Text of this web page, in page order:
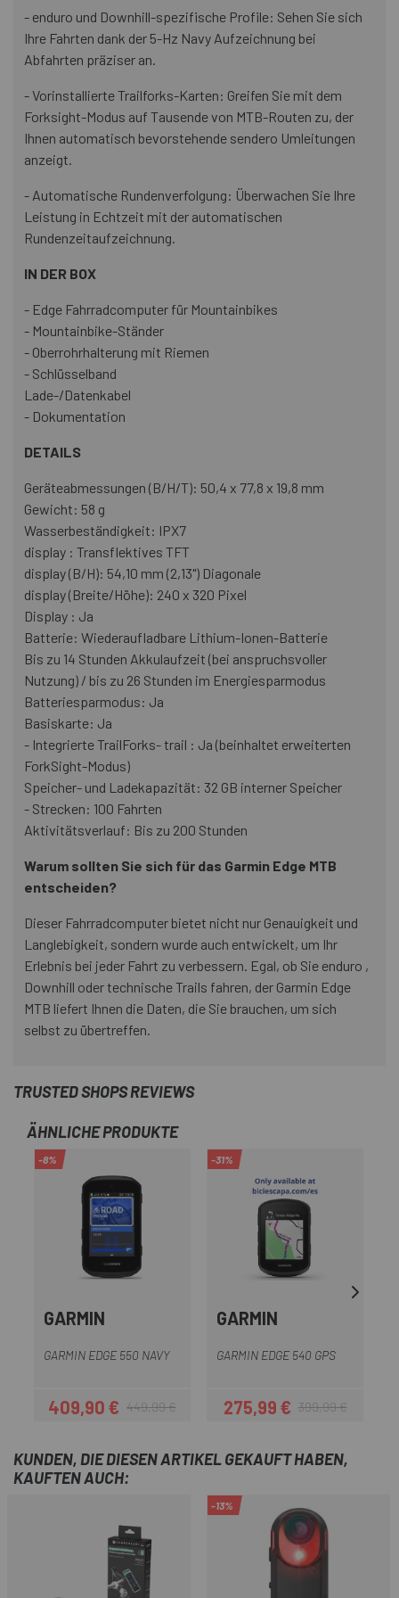
- enduro und Downhill-spezifische Profile: Sehen Sie sich
Ihre Fahrten dank der 5-Hz Navy Aufzeichnung bei
Abfahrten präziser an.
- Vorinstallierte Trailforks-Karten: Greifen Sie mit dem
Forksight-Modus auf Tausende von MTB-Routen zu, der
Ihnen automatisch bevorstehende sendero Umleitungen
anzeigt.
- Automatische Rundenverfolgung: Überwachen Sie Ihre
Leistung in Echtzeit mit der automatischen
Rundenzeitaufzeichnung.
IN DER BOX
- Edge Fahrradcomputer für Mountainbikes
- Mountainbike-Ständer
- Oberrohrhalterung mit Riemen
- Schlüsselband
Lade-/Datenkabel
- Dokumentation
DETAILS
Geräteabmessungen (B/H/T): 50,4 x 77,8 x 19,8 mm
Gewicht: 58 g
Wasserbeständigkeit: IPX7
display : Transflektives TFT
display (B/H): 54,10 mm (2,13") Diagonale
display (Breite/Höhe): 240 x 320 Pixel
Display : Ja
Batterie: Wiederaufladbare Lithium-Ionen-Batterie
Bis zu 14 Stunden Akkulaufzeit (bei anspruchsvoller
Nutzung) / bis zu 26 Stunden im Energiesparmodus
Batteriesparmodus: Ja
Basiskarte: Ja
- Integrierte TrailForks- trail : Ja (beinhaltet erweiterten
ForkSight-Modus)
Speicher- und Ladekapazität: 32 GB interner Speicher
- Strecken: 100 Fahrten
Aktivitätsverlauf: Bis zu 200 Stunden
Warum sollten Sie sich für das Garmin Edge MTB
entscheiden?
Dieser Fahrradcomputer bietet nicht nur Genauigkeit und
Langlebigkeit, sondern wurde auch entwickelt, um Ihr
Erlebnis bei jeder Fahrt zu verbessern. Egal, ob Sie enduro ,
Downhill oder technische Trails fahren, der Garmin Edge
MTB liefert Ihnen die Daten, die Sie brauchen, um sich
selbst zu übertreffen.
TRUSTED SHOPS REVIEWS
ÄHNLICHE PRODUKTE
-8%
GARMIN
GARMIN EDGE 550 NAVY
Preis
409,90 €Regulärer Preis
449,99 €
-31%
GARMIN
GARMIN EDGE 540 GPS
Preis
275,99 €Regulärer Preis
399,99 €
KUNDEN, DIE DIESEN ARTIKEL GEKAUFT HABEN,
KAUFTEN AUCH:
-13%